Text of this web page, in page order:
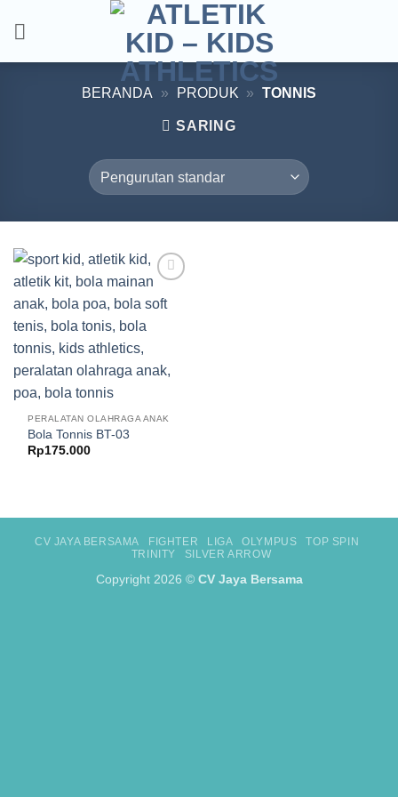
BERANDA » PRODUK » TONNIS
SARING
wishlist
PERALATAN OLAHRAGA ANAK
Bola Tonnis BT-03
Rp175.000
CV JAYA BERSAMA FIGHTER LIGA OLYMPUS
TOP SPIN
TRINITY
SILVER ARROW
Copyright 2026 © CV Jaya Bersama